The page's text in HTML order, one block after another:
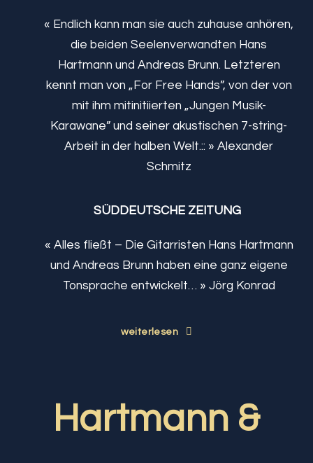
« Endlich kann man sie auch zuhause anhören,
die beiden Seelenverwandten Hans
Hartmann und Andreas Brunn. Letzteren
kennt man von „For Free Hands”, von der von
mit ihm mitinitiierten „Jungen Musik-
Karawane” und seiner akustischen 7-string-
Arbeit in der halben Welt.:: » Alexander
Schmitz
SÜDDEUTSCHE ZEITUNG
« Alles fließt – Die Gitarristen Hans Hartmann
und Andreas Brunn haben eine ganz eigene
Tonsprache entwickelt… » Jörg Konrad
weiterlesen
Hartmann &